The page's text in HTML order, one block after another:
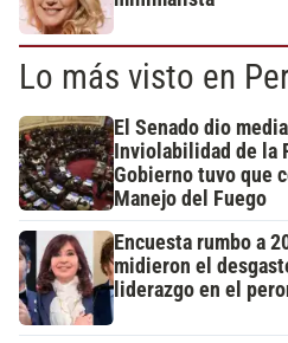
Lo más visto en
El Senado dio
Inviolabilidad de la
Gobierno tuvo que
Manejo del Fuego
Encuesta rumbo a
midieron el
liderazgo en el